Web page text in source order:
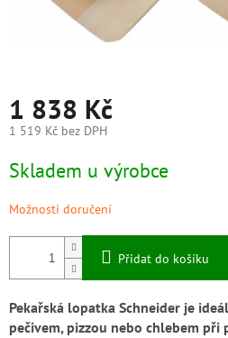
1 838 Kč
1 519 Kč bez DPH
cena:
Skladem u výrobce
Možnosti doručení
Přidat do košíku
Pekařská lopatka Schneider je
pečivem, pizzou nebo chlebem při